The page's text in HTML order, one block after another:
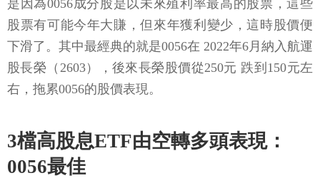
是因為0056成分股是以未來殖利率最高的股票，這些
股票有可能今年大賺，但來年獲利變少，這時股價便
下滑了。其中最經典的就是0056在 2022年6月納入航運
股長榮（2603），後來長榮股價從250元 跌到150元左
右，拖累0056的股價表現。
3檔高股息ETF由空轉多頭表現：
0056最佳